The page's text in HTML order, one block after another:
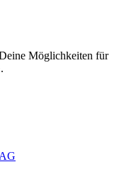
Möglichkeiten für